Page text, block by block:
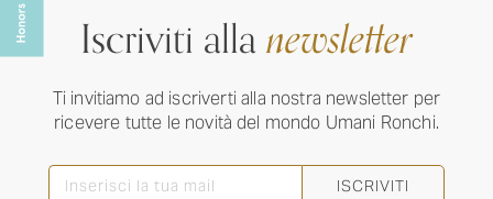
Iscriviti allanewsletter
Ti invitiamo ad iscriverti alla nostra newsletter per
ricevere tutte le novità del mondo Umani Ronchi.
ISCRIVITI